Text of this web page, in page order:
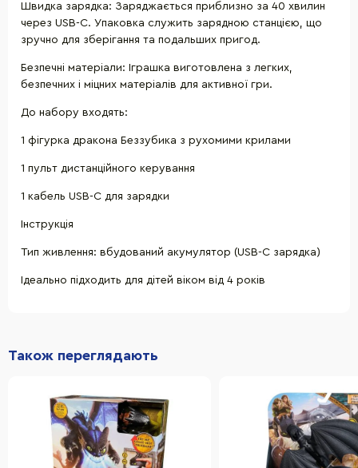
Швидка зарядка: Заряджається приблизно за 40 хвилин
через USB-C. Упаковка служить зарядною станцією, що
зручно для зберігання та подальших пригод.
Безпечні матеріали: Іграшка виготовлена з легких,
безпечних і міцних матеріалів для активної гри.
До набору входять:
1 фігурка дракона Беззубика з рухомими крилами
1 пульт дистанційного керування
1 кабель USB-C для зарядки
Інструкція
Тип живлення: вбудований акумулятор (USB-C зарядка)
Ідеально підходить для дітей віком від 4 років
Також переглядають